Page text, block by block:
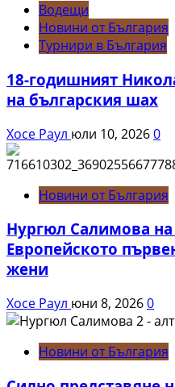
Водещи
Новини от България
Турнири в България
18-годишният
на българския шах
Хосе Раул юли 10, 20260
Новини от България
Нургюл Салимова
Европейското
жени
Хосе Раул юни 8, 20260
Новини от България